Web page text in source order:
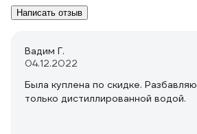
Написать отзыв
Вадим Г.
04.12.2022
Была куплена по скидке. Разбавляю
только дистиллированной водой.